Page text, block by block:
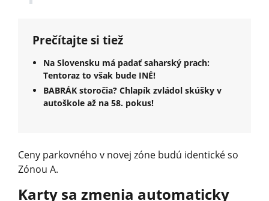
Prečítajte si tiež
Na Slovensku má padať saharský prach:
Tentoraz to však bude INÉ!
BABRÁK storočia? Chlapík zvládol skúšky v
autoškole až na 58. pokus!
Ceny parkovného v novej zóne budú identické so
Zónou A.
Karty sa zmenia automaticky